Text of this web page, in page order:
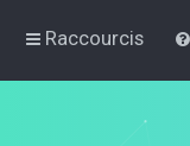
Raccourcis